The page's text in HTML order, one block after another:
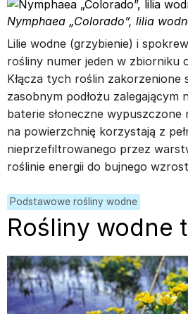
Nymphaea „Colorado”, lilia
Lilie wodne (grzybienie) i
rośliny numer jeden w zbiorniku
Kłącza tych roślin zakorzenione
zasobnym podłożu zalegającym
baterie słoneczne wypuszczone
na powierzchnię korzystają z
nieprzefiltrowanego przez
roślinie energii do bujnego
Podstawowe rośliny wodne
Rośliny wodne